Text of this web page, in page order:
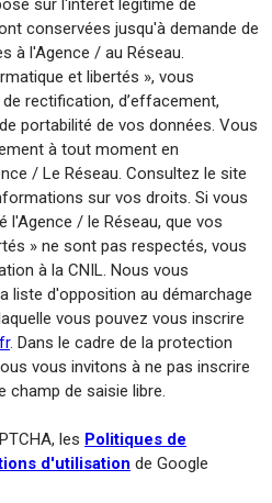
sur l'intérêt légitime de
conservées jusqu'à demande de
à l'Agence / au Réseau.
et libertés », vous
rectification, d’effacement,
portabilité de vos données. Vous
à tout moment en
/ Le Réseau. Consultez le site
sur vos droits. Si vous
/ le Réseau, que vos
» ne sont pas respectés, vous
à la CNIL. Nous vous
liste d'opposition au démarchage
vous pouvez vous inscrire
. Dans le cadre de la protection
vous invitons à ne pas inscrire
champ de saisie libre.
les Politiques de
d'utilisation de Google